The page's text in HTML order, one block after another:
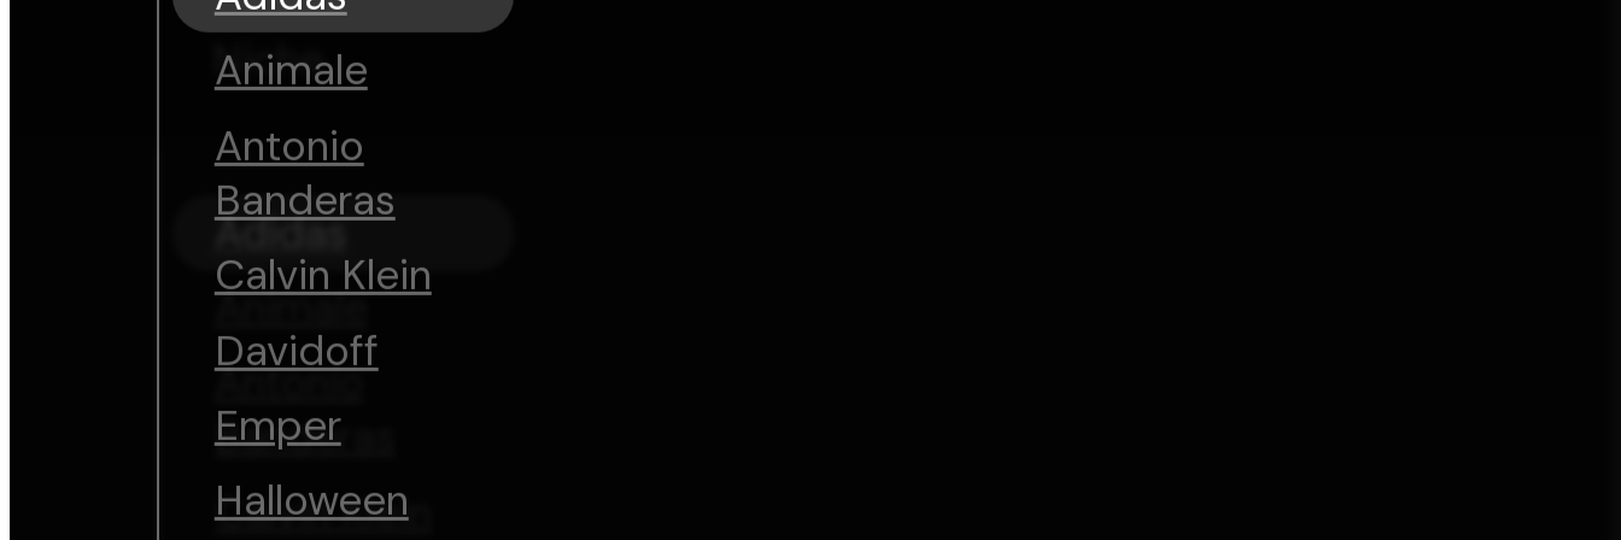
Niche
Adidas
Animale
Antonio
Banderas
Calvin Klein
Animale
Antonio
Banderas
Calvin Klein
Davidoff
Emper
Halloween